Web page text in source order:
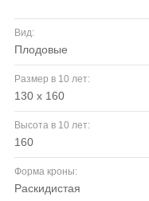
Вид:
плодовые
Размер в 10 лет:
130 х 160
Высота в 10 лет:
160
Форма кроны:
раскидистая